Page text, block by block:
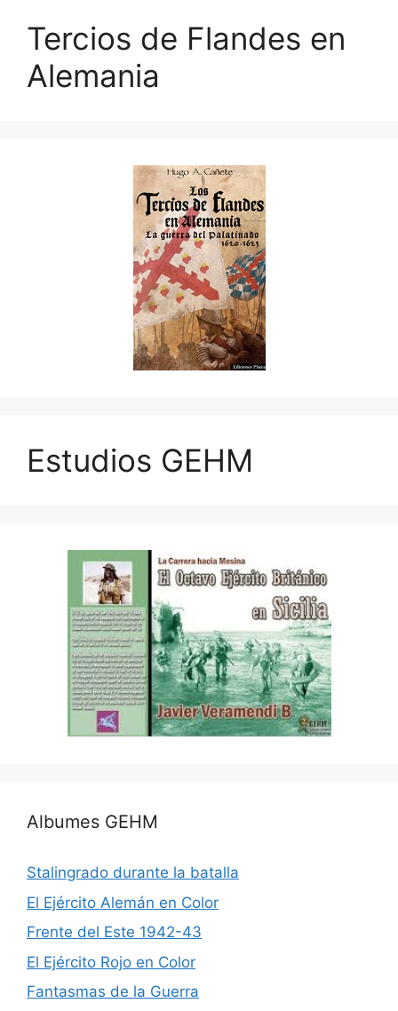
Tercios de Flandes en
Alemania
Estudios GEHM
Albumes GEHM
Stalingrado durante la batalla
El Ejército Alemán en Color
Frente del Este 1942-43
El Ejército Rojo en Color
Fantasmas de la Guerra